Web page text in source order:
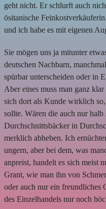
geht nicht. Er schlurft auch
ösitanische
und ich habe es mit eigenen
Sie mögen uns ja mitunter
deutschen Nachbarn,
spürbar unterscheiden oder in
Aber eines muss man ganz
sich dort als Kunde wirklich
sollte. Wären die auch nur
Durchschnittsbäcker in
merklich abheben. Ich
ungern, aber bei dem, was
anpreist, handelt es sich meist
Grant, wie man ihn von
oder auch nur ein freundliches
des Einzelhandels nur noch